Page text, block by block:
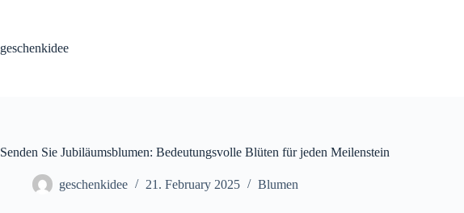
geschenkidee
Senden Sie Jubiläumsblumen: Bedeutungsvolle Blüten für jeden Meilenstein
geschenkidee 21. February 2025 Blumen